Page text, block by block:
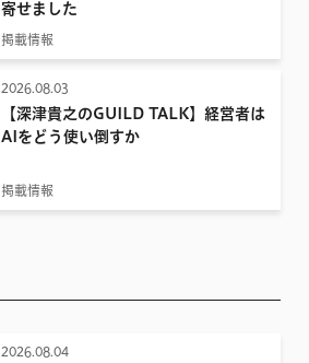
寄せました
掲載情報
2026.08.03
【深津貴之のGUILD TALK】経営者は
AIをどう使い倒すか
掲載情報
2026.08.04